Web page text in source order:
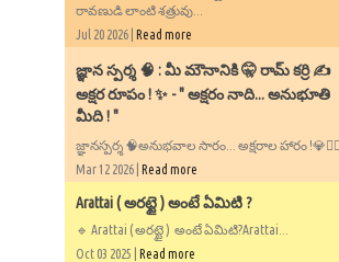
రావణుడి లాంటి శత్రువు...
Jul 20 2026 | Read more
​జ్ఞాన స్పర్శ 🧠 : మీ మౌనానికి 🤫 రామ్ కర్రి ✍️
అక్షర రూపం ! ✨ - ​" అక్షరం నాది... అనుభూతి
మీది ! "
జ్ఞానస్పర్శ 🧠అనుభవాల సారం... అక్షరాల హారం
Mar 12 2026 | Read more
Arattai ( అరట్టై ) అంటే ఏమిటి ?
🔹 Arattai ( అరట్టై ) అంటే ఏమిటి?Arattai...
Oct 03 2025 | Read more